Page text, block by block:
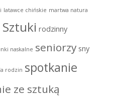
latawce chińskie martwa natura
rodzinny
naskalne seniorzy sny
rodzin spotkanie
ze sztuką